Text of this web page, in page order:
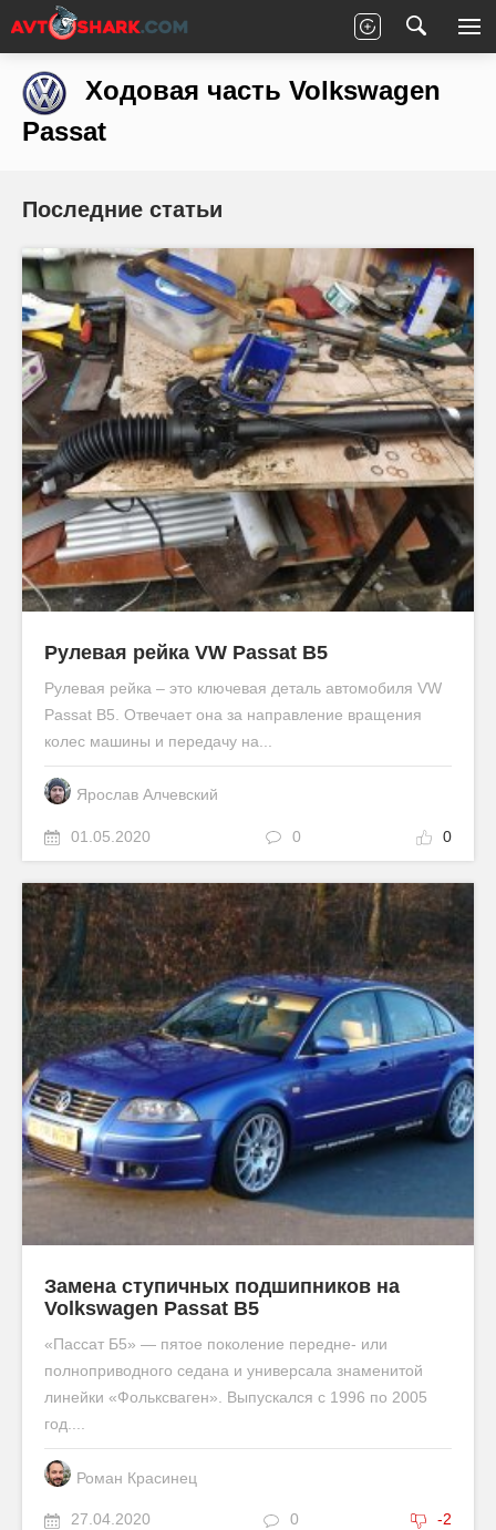
Главная Volkswagen Ходовая часть
Ходовая часть Volkswagen
Passat
Последние статьи
Рулевая рейка VW Passat B5
Рулевая рейка – это ключевая деталь автомобиля VW
Passat B5. Отвечает она за направление вращения
колес машины и передачу на...
Ярослав Алчевский
01.05.2020 0 0
Замена ступичных подшипников на
Volkswagen Passat B5
«Пассат Б5» ― пятое поколение передне- или
полноприводного седана и универсала знаменитой
линейки «Фольксваген». Выпускался с 1996 по 2005
год....
Роман Красинец
27.04.2020 0 -2